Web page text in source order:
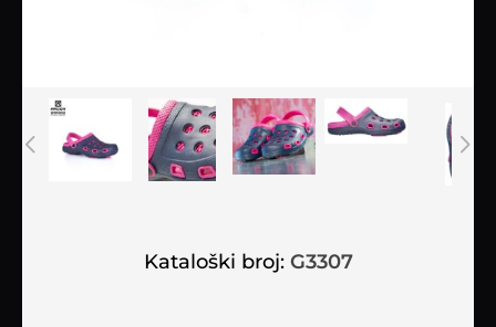
Kataloški broj: G3307